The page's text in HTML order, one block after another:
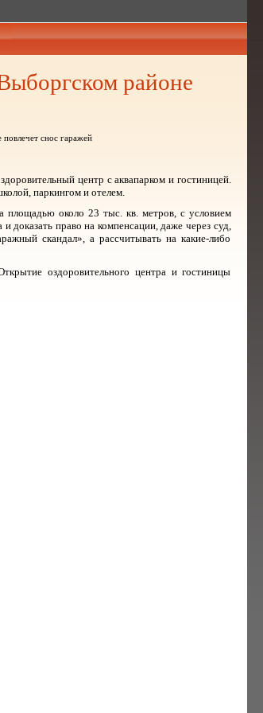
районе
снос гаражей
центр с аквапарком и гостиницей.
паркингом и отелем.
площадью около 23 тыс. кв. метров, с условием
доказать право на компенсации, даже через суд,
скандал», а рассчитывать на какие-либо
оздоровительного центра и гостиницы